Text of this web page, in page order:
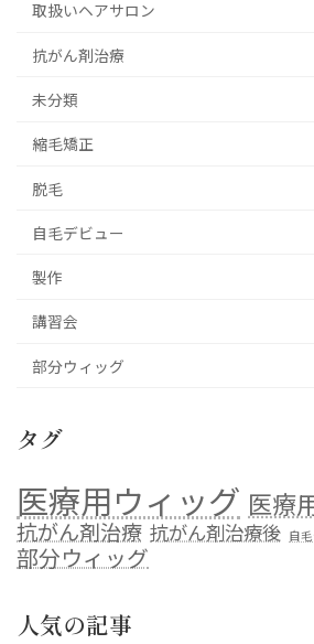
取扱いヘアサロン
抗がん剤治療
未分類
縮毛矯正
脱毛
自毛デビュー
製作
講習会
部分ウィッグ
タグ
医療用ウィッグ 医療
抗がん剤治療 抗がん剤治療後 自
部分ウィッグ
人気の記事